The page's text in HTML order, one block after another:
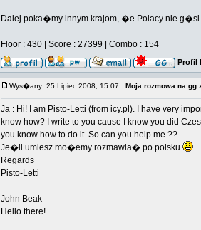
Dalej poka�my innym krajom, �e Polacy nie
Floor : 430 | Score : 27399 | Combo : 154
Profil
Wys�any: 25 Lipiec 2008, 15:07 Moja rozmowa na gg
Ja : Hi! I am Pisto-Letti (from icy.pl). I have very
know how? I write to you cause I know you did
you know how to do it. So can you help me ??
Je�li umiesz mo�emy rozmawia� po polsku
Regards
Pisto-Letti
John Beak
Hello there!